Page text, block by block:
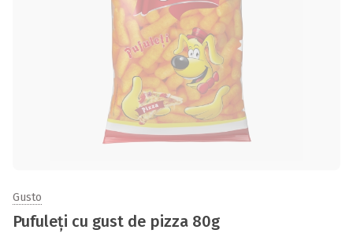
Gusto
Pufuleți cu gust de pizza 80g